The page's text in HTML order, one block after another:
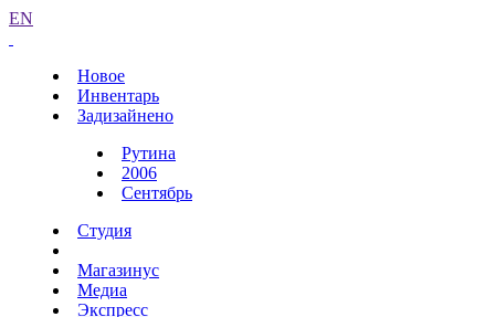
EN
Новое
Инвентарь
Задизайнено
Рутина
2006
Сентябрь
Студия
Магазинус
Медиа
Экспресс